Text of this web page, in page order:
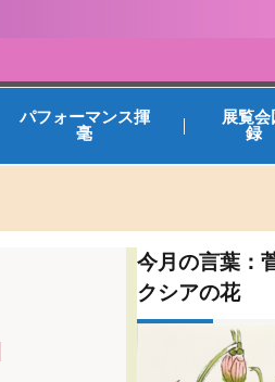
パフォーマンス揮
毫
展覧会
録
今月の言葉：
クシアの花